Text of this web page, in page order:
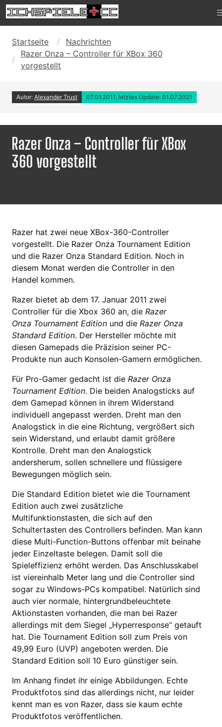
Startseite
Nachrichten
Razer Onza – Controller für XBox 360
vorgestellt
Autor: Alexander Trust 07.01.2011, letztes Update: 01.07.2021
Razer Onza – Controller für XBox
360 vorgestellt
Razer hat zwei neue XBox-360-Controller
vorgestellt. Die Razer Onza Tournament Edition
und die Razer Onza Standard Edition. Noch in
diesem Monat werden die Controller in den
Handel kommen.
Razer bietet ab dem 17. Januar 2011 zwei
Controller für die Xbox 360 an, die Razer
Onza Tournament Edition und die Razer Onza
Standard Edition. Der Hersteller möchte mit
diesen Gamepads die Präzision seiner PC-
Produkte nun auch Konsolen-Gamern ermöglichen.
Für Pro-Gamer gedacht ist die Razer Onza
Tournament Edition. Die beiden Analogsticks auf
dem Gamepad können in ihrem Widerstand
individuell angepasst werden. Dreht man den
Analogstick in die eine Richtung, vergrößert sich
sein Widerstand, und erlaubt damit größere
Kontrolle. Dreht man den Analogstick
andersherum, sollen schnellere und flüssigere
Bewegungen möglich sein.
Die Standard Edition bietet wie die Tournament
Edition auch zwei zusätzliche
Multifunktionstasten, die sich auf den
Schultertasten des Controllers befinden. Man kann
diese Multi-Function-Buttons offenbar mit beinahe
jeder Einzeltaste belegen. Damit soll die
Spieleffizienz erhöht werden. Das Anschlusskabel
ist viereinhalb Meter lang und die Controller sind
sogar zu Windows-PCs kompatibel. Natürlich sind
auch vier normale, hintergrundbeleuchtete
Aktionstasten vorhanden, die man bei Razer
allerdings mit dem Siegel „Hyperresponse“ getauft
hat. Die Tournament Edition soll zum Preis von
49,99 Euro (UVP) angeboten werden. Die
Standard Edition soll 10 Euro günstiger sein.
Im Anhang findet ihr einige Abbildungen. Echte
Produktfotos sind das allerdings nicht, nur leider
kennt man es von Razer, dass sie kaum echte
Produktfotos veröffentlichen.